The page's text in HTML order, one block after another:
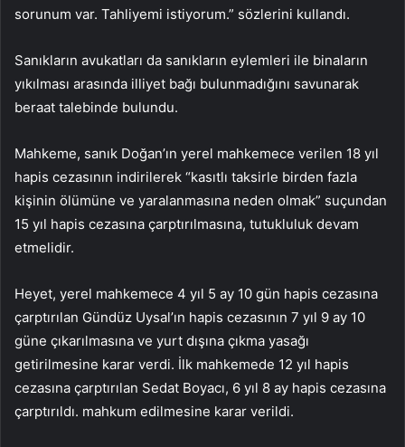
sorunum var. Tahliyemi istiyorum.” sözlerini kullandı.
Sanıkların avukatları da sanıkların eylemleri ile binaların
yıkılması arasında illiyet bağı bulunmadığını savunarak
beraat talebinde bulundu.
Mahkeme, sanık Doğan’ın yerel mahkemece verilen 18 yıl
hapis cezasının indirilerek “kasıtlı taksirle birden fazla
kişinin ölümüne ve yaralanmasına neden olmak” suçundan
15 yıl hapis cezasına çarptırılmasına, tutukluluk devam
etmelidir.
Heyet, yerel mahkemece 4 yıl 5 ay 10 gün hapis cezasına
çarptırılan Gündüz Uysal’ın hapis cezasının 7 yıl 9 ay 10
güne çıkarılmasına ve yurt dışına çıkma yasağı
getirilmesine karar verdi. İlk mahkemede 12 yıl hapis
cezasına çarptırılan Sedat Boyacı, 6 yıl 8 ay hapis cezasına
çarptırıldı. mahkum edilmesine karar verildi.